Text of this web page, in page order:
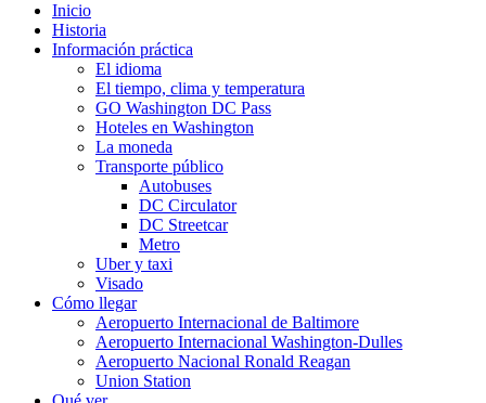
Inicio
Historia
Información práctica
El idioma
El tiempo, clima y temperatura
GO Washington DC Pass
Hoteles en Washington
La moneda
Transporte público
Autobuses
DC Circulator
DC Streetcar
Metro
Uber y taxi
Visado
Cómo llegar
Aeropuerto Internacional de Baltimore
Aeropuerto Internacional Washington-Dulles
Aeropuerto Nacional Ronald Reagan
Union Station